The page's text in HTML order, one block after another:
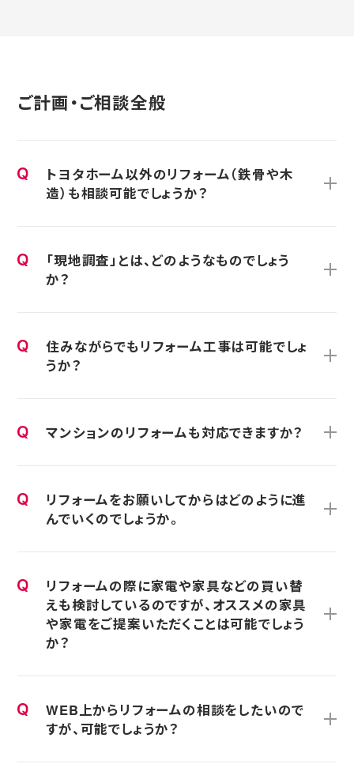
ご計画・ご相談全般
トヨタホーム以外のリフォーム（鉄骨や木
造）も相談可能でしょうか？
「現地調査」とは、どのようなものでしょう
か？
住みながらでもリフォーム工事は可能でしょ
うか？
マンションのリフォームも対応できますか？
リフォームをお願いしてからはどのように進
んでいくのでしょうか。
リフォームの際に家電や家具などの買い替
えも検討しているのですが、オススメの家具
や家電をご提案いただくことは可能でしょう
か？
WEB上からリフォームの相談をしたいので
すが、可能でしょうか？